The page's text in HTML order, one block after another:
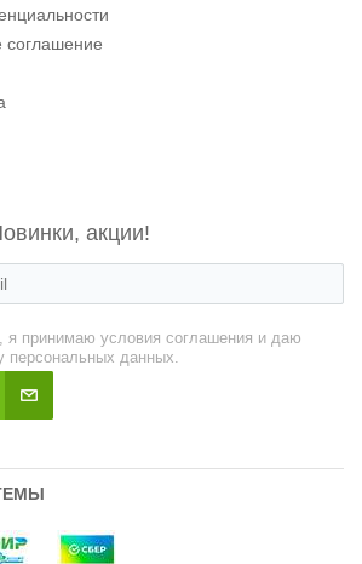
соглашение
акции!
я принимаю условия соглашения и даю
персональных данных.